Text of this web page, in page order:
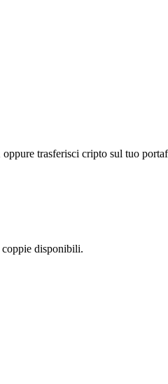
trasferisci cripto sul tuo
disponibili.